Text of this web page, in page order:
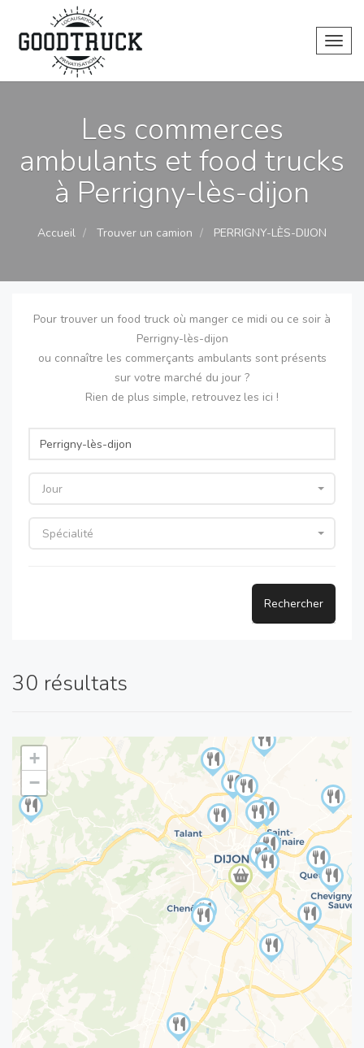
Les commerces
ambulants et food trucks
à Perrigny-lès-dijon
Accueil Trouver un camion PERRIGNY-LÈS-DIJON
Pour trouver un food truck où manger ce midi ou ce soir à
Perrigny-lès-dijon
ou connaître les commerçants ambulants sont présents
sur votre marché du jour ?
Rien de plus simple, retrouvez les ici !
Jour
Spécialité
Rechercher
30 résultats
+
−